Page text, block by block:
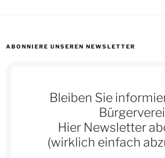
ABONNIERE UNSEREN NEWSLETTER
Bleiben Sie
Hier Newsletter
(wirklich einfach